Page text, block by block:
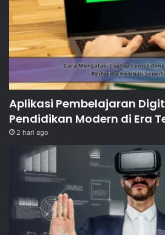
Aplikasi Pembelajaran
Pendidikan Modern di Era
2 hari ago